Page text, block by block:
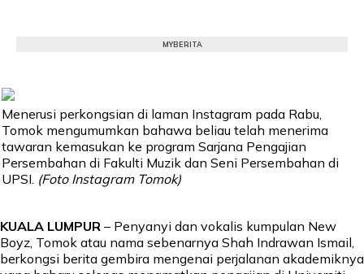
MYBERITA
Menerusi perkongsian di laman Instagram pada Rabu,
Tomok mengumumkan bahawa beliau telah menerima
tawaran kemasukan ke program Sarjana Pengajian
Persembahan di Fakulti Muzik dan Seni Persembahan di
UPSI. (Foto Instagram Tomok)
KUALA LUMPUR – Penyanyi dan vokalis kumpulan New
Boyz, Tomok atau nama sebenarnya Shah Indrawan Ismail,
berkongsi berita gembira mengenai perjalanan akademiknya